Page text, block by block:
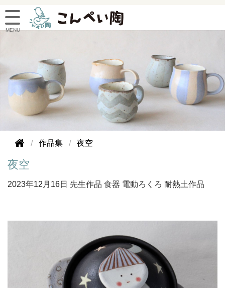
作品集 夜空
夜空
2023年12月16日 先生作品 食器 電動ろくろ 耐熱土作品